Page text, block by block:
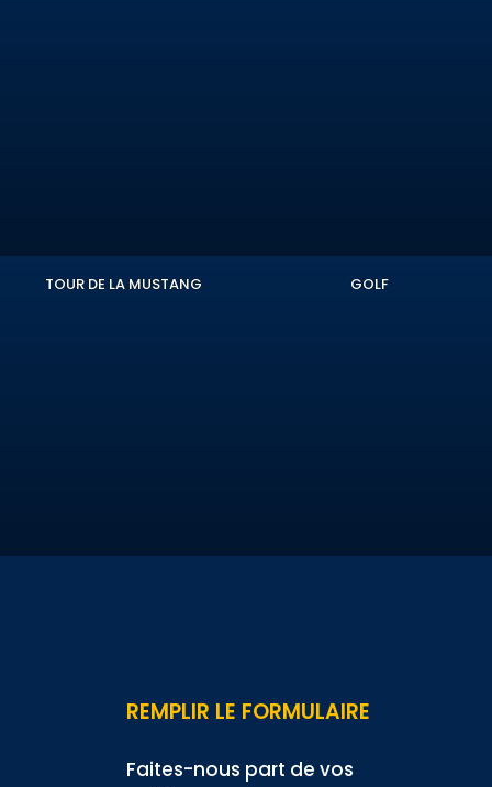
TOUR DE LA MUSTANG GOLF
REMPLIR LE FORMULAIRE
Faites-nous part de vos